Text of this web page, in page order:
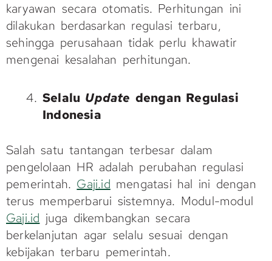
karyawan secara otomatis. Perhitungan ini
dilakukan berdasarkan regulasi terbaru,
sehingga perusahaan tidak perlu khawatir
mengenai kesalahan perhitungan.
Selalu Update dengan Regulasi
Indonesia
Salah satu tantangan terbesar dalam
pengelolaan HR adalah perubahan regulasi
pemerintah. Gaji.id mengatasi hal ini dengan
terus memperbarui sistemnya. Modul-modul
Gaji.id juga dikembangkan secara
berkelanjutan agar selalu sesuai dengan
kebijakan terbaru pemerintah.